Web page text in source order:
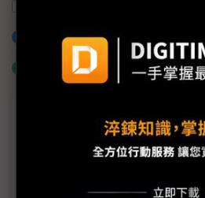
加入已選取到「關鍵字追蹤」
什麼是「關鍵字追蹤」
議題精選－Sony電視策
OLED電視市場關鍵少數
Mini LED電視銷售銳不可擋